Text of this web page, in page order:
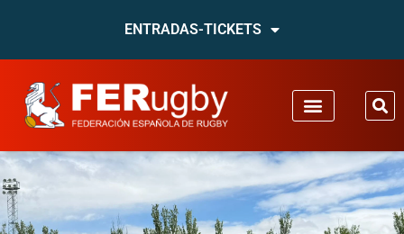
ENTRADAS-TICKETS